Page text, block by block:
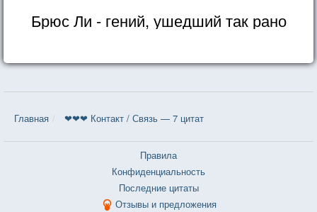
Брюс Ли - гений, ушедший так рано
Главная ❤❤❤ Контакт / Связь — 7 цитат
Правила
Конфиденциальность
Последние цитаты
Отзывы и предложения